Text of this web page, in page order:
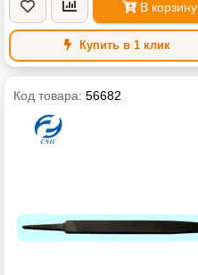
В корзину
Купить в 1 клик
Код товара: 56682